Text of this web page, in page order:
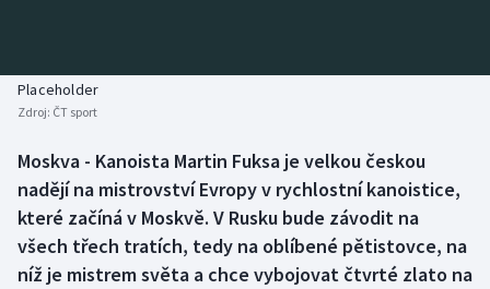
Biatlon
Boby a skeleton
Box
Curling
Aplikace ČT sport
AZ kvíz
Placeholder
Zdroj: ČT sport
Moskva - Kanoista Martin Fuksa je velkou českou
nadějí na mistrovství Evropy v rychlostní kanoistice,
které začíná v Moskvě. V Rusku bude závodit na
všech třech tratích, tedy na oblíbené pětistovce, na
níž je mistrem světa a chce vybojovat čtvrté zlato na